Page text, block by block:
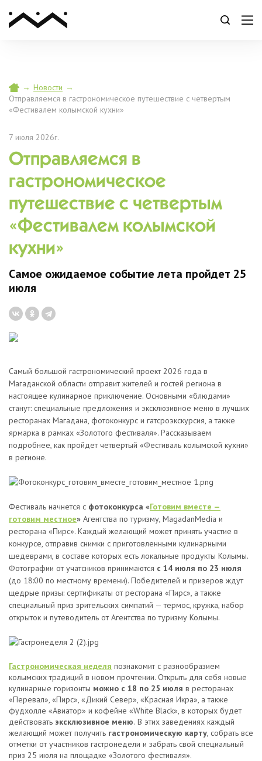
→ Новости →
Отправляемся в гастрономическое путешествие с четвертым
«Фестивалем колымской кухни»
7 июля 2026г.
Отправляемся в
гастрономическое
путешествие с четвертым
«Фестивалем колымской
кухни»
Самое ожидаемое событие лета пройдет 25
июля
Самый большой гастрономический проект 2026 года в
Магаданской области отправит жителей и гостей региона в
настоящее кулинарное приключение. Основными «блюдами»
станут: специальные предложения и эксклюзивное меню в лучших
ресторанах Магадана, фотоконкурс и гатсроэкскурсия, а также
ярмарка в рамках «Золотого фестиваля». Рассказываем
подробнее, как пройдет четвертый «Фестиваль колымской кухни»
в регионе.
Фестиваль начнется с фотоконкурса «Готовим вместе —
готовим местное» Агентства по туризму, MagadanMedia и
ресторана «Пирс». Каждый желающий может принять участие в
конкурсе, отправив снимки с приготовленными кулинарными
шедеврами, в составе которых есть локальные продукты Колымы.
Фотографии от учатсников принимаются с 14 июля по 23 июля
(до 18:00 по местному времени). Победителей и призеров ждут
щедрые призы: сертификаты от ресторана «Пирс», а также
специальный приз зрительских симпатий — термос, кружка, набор
открыток и путеводитель от Агентства по туризму Колымы.
Гастрономическая неделя познакомит с разнообразием
колымских традиций в новом прочтении. Открыть для себя новые
кулинарные горизонты можно с 18 по 25 июля в ресторанах
«Перевал», «Пирс», «Дикий Север», «Красная Икра», а также
фудхолле «Авиатор» и кофейне «White Black», в которых будет
действовать эксклюзивное меню. В этих заведениях каждый
желающий может получить гастрономическую карту, собрать все
отметки от участников гастронедели и забрать свой специальный
приз 25 июля на площадке «Золотого фестиваля».